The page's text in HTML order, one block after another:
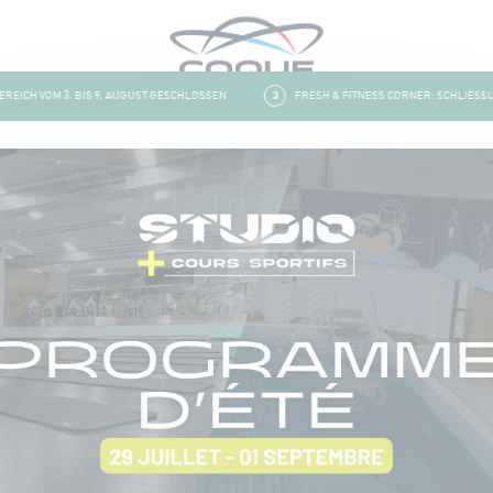
VOM 3. BIS 9. AUGUST GESCHLOSSEN FRESH & FITNESS CORNER: SCHLIESSUNG